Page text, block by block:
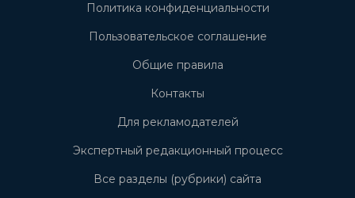
Политика конфиденциальности
Пользовательское соглашение
Общие правила
Контакты
Для рекламодателей
Экспертный редакционный процесс
Все разделы (рубрики) сайта